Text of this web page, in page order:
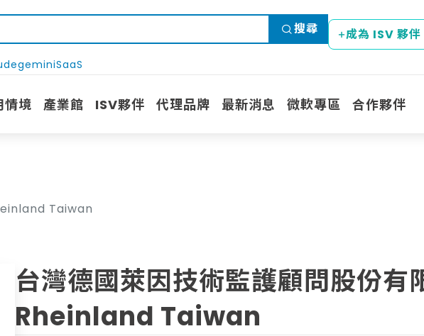
搜尋
geminiSaaS
成為 ISV 夥伴
情境 產業館 ISV夥伴 代理品牌 最新消息 微軟專區 合作夥伴
Taiwan
台灣德國萊因技術監護顧問股份有
Rheinland Taiwan